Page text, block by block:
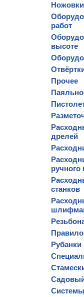
работ
высоте
Прочее
дрелей
ручного
станков
Правило
Рубанки